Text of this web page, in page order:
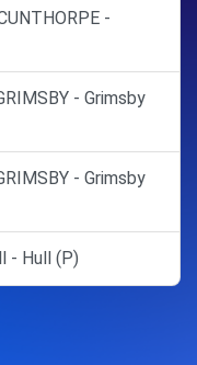
-
- Grimsby
- Grimsby
- Hull (P)